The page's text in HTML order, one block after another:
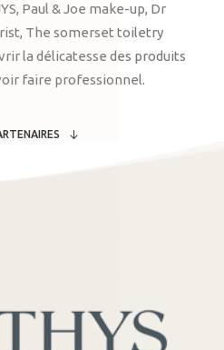
Paul & Joe make-up, Dr
The somerset toiletry
la délicatesse des produits
faire professionnel.